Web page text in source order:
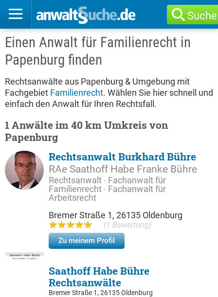
Suche
Einen Anwalt für Familienrecht in
Papenburg finden
Rechtsanwälte aus Papenburg & Umgebung mit
Fachgebiet Familienrecht. Wählen Sie hier schnell und
einfach den Anwalt für Ihren Rechtsfall.
1 Anwälte im 40 km Umkreis von
Papenburg
Rechtsanwalt Burkhard Bühre
RAe Saathoff Habe Franke Bühre
Rechtsanwalt · Fachanwalt für
Familienrecht · Fachanwalt für
Arbeitsrecht
Bremer Straße 1, 26135 Oldenburg
(1 Bewertung)
Zu meinem Profil
Saathoff Habe Bühre
Rechtsanwälte
Bremer Straße 1, 26135 Oldenburg